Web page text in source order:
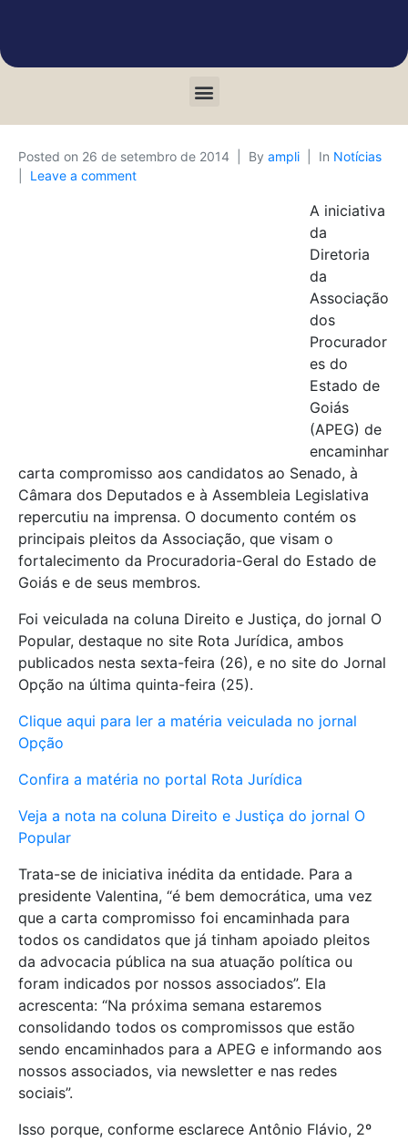
Posted on 26 de setembro de 2014 By ampli In Notícias
Leave a comment
A iniciativa
da
Diretoria
da
Associação
dos
Procurador
es do
Estado de
Goiás
(APEG) de
encaminhar
carta compromisso aos candidatos ao Senado, à
Câmara dos Deputados e à Assembleia Legislativa
repercutiu na imprensa. O documento contém os
principais pleitos da Associação, que visam o
fortalecimento da Procuradoria-Geral do Estado de
Goiás e de seus membros.
Foi veiculada na coluna Direito e Justiça, do jornal O
Popular, destaque no site Rota Jurídica, ambos
publicados nesta sexta-feira (26), e no site do Jornal
Opção na última quinta-feira (25).
Clique aqui para ler a matéria veiculada no jornal
Opção
Confira a matéria no portal Rota Jurídica
Veja a nota na coluna Direito e Justiça do jornal O
Popular
Trata-se de iniciativa inédita da entidade. Para a
presidente Valentina, “é bem democrática, uma vez
que a carta compromisso foi encaminhada para
todos os candidatos que já tinham apoiado pleitos
da advocacia pública na sua atuação política ou
foram indicados por nossos associados”. Ela
acrescenta: “Na próxima semana estaremos
consolidando todos os compromissos que estão
sendo encaminhados para a APEG e informando aos
nossos associados, via newsletter e nas redes
sociais”.
Isso porque, conforme esclarece Antônio Flávio, 2º